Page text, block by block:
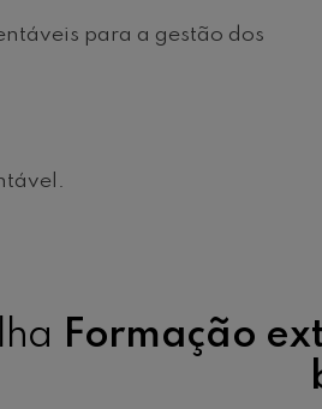
para a gestão dos
Formação